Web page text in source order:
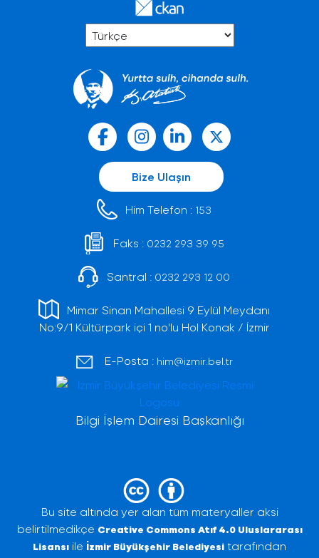
Bize Ulaşın
Him Telefon : 153
Faks : 0232 293 39 95
Santral : 0232 293 12 00
Mimar Sinan Mahallesi 9 Eylül Meydanı
No:9/1 Kültürpark içi 1 no'lu Hol Konak / İzmir
E-Posta : him@izmir.bel.tr
Bilgi İşlem Dairesi Başkanlığı
Bu site altında yer alan tüm materyaller aksi
belirtilmedikçe Creative Commons Atıf 4.0 Uluslararası
Lisansı ile İzmir Büyükşehir Belediyesi tarafından